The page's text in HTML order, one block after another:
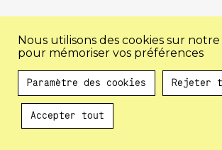
Au programme !
Nous utilisons des cookies sur
pour mémoriser vos préférences
Paramètre des cookies Rejeter
Accepter tout